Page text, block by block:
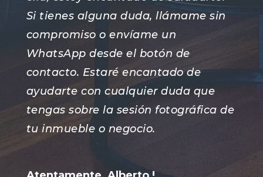
Si tienes alguna duda, llámame sin
compromiso o envíame un
WhatsApp desde el botón de
contacto. Estaré encantado de
ayudarte con cualquier duda que
tengas sobre la sesión fotográfica de
tu inmueble o negocio.